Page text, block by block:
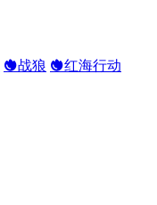
战狼 红海行动